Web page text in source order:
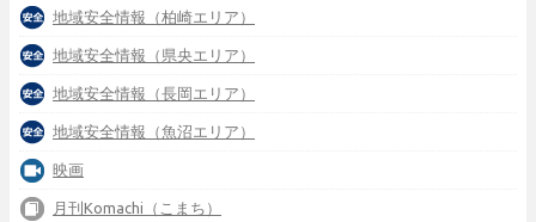
地域安全情報（柏崎エリア）
地域安全情報（県央エリア）
地域安全情報（長岡エリア）
地域安全情報（魚沼エリア）
映画
月刊Komachi（こまち）